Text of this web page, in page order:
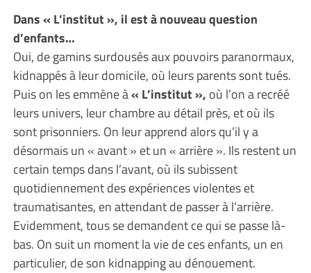
Dans « L’institut », il est à nouveau question
d’enfants…
Oui, de gamins surdousés aux pouvoirs paranormaux,
kidnappés à leur domicile, où leurs parents sont tués.
Puis on les emmène à« L’institut », où l’on a recréé
leurs univers, leur chambre au détail près, et où ils
sont prisonniers. On leur apprend alors qu’il y a
désormais un « avant » et un « arrière ». Ils restent un
certain temps dans l’avant, où ils subissent
quotidiennement des expériences violentes et
traumatisantes, en attendant de passer à l’arrière.
Evidemment, tous se demandent ce qui se passe là-
bas. On suit un moment la vie de ces enfants, un en
particulier, de son kidnapping au dénouement.